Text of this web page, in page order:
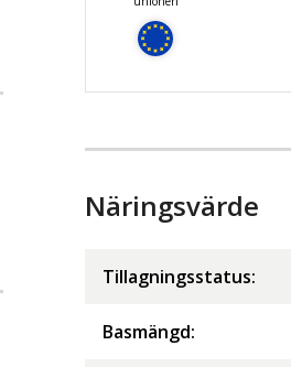
Näringsvärde
Tillagningsstatus:
Basmängd: